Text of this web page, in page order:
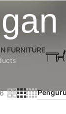
FURNITURE